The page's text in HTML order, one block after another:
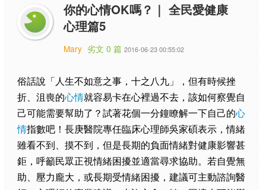
關於健談
聯絡我們
你的心情OK嗎？｜ 全民愛健康
心理篇5
Mary 劣文 0 篇 2016-06-23 00:55:02
俗話說「人生不如意之事，十之八九」，但有時候挫
折、沮喪的心情就容易卡在心裡過不去，該如何察覺自
己可能需要幫助了？試著花個一分鐘瞭解一下自己的心
情指數吧！長庚醫院專任臨床心理師吳家碩表示，情緒
雖看不到、摸不到，但是長期的負面情緒對健康影響甚
鉅，呼籲民眾正視情緒困擾並適當尋求協助。若自覺無
助、壓力龐大，或長期受情緒困擾，建議可主動諮詢醫